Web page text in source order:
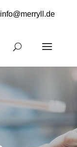
info@merryll.de